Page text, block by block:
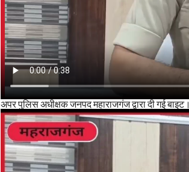
अपर पुलिस अधीक्षक जनपद महाराजगंज द्वारा दी गई